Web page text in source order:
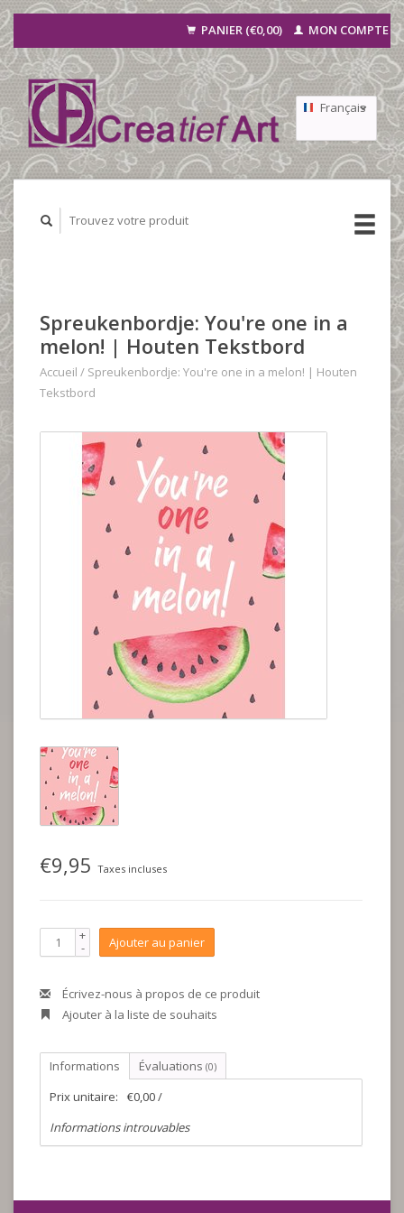
PANIER (€0,00) MON COMPTE
Français
Nederlands
Spreukenbordje: You're one in a
melon! | Houten Tekstbord
Accueil / Spreukenbordje: You're one in a melon! | Houten
Tekstbord
€9,95 Taxes incluses
+
- Ajouter au panier
Écrivez-nous à propos de ce produit
Ajouter à la liste de souhaits
Informations Évaluations (0)
Prix unitaire:
€0,00 /
Informations introuvables